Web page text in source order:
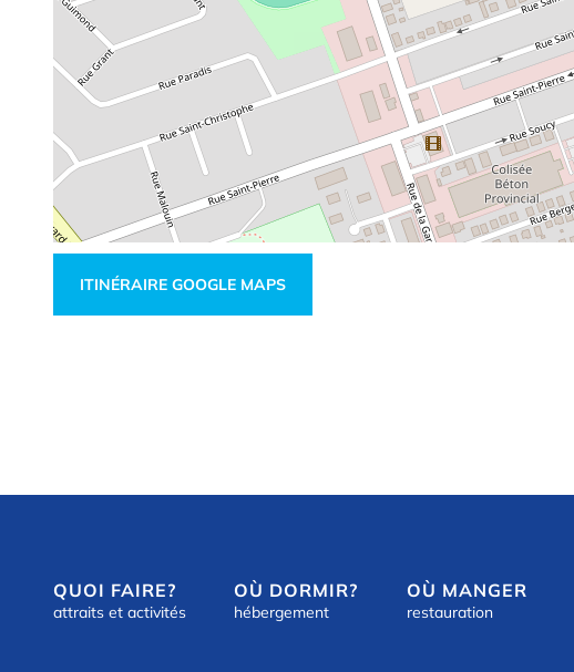
ITINÉRAIRE GOOGLE MAPS
QUOI FAIRE?
attraits et activités
OÙ DORMIR?
hébergement
OÙ MANGER
restauration